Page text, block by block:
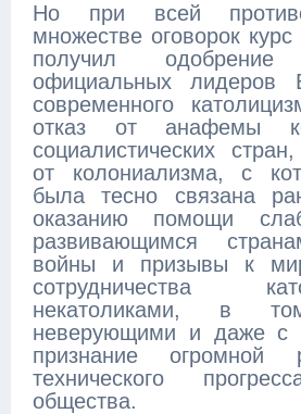
Но при всей
множестве оговорок
получил
официальных лидеров
современного
отказ от анафемы
социалистических
от колониализма, с
была тесно связана
оказанию помощи
развивающимся
войны и призывы к
сотрудничества
некатоликами, в
неверующими и даже с
признание огромной
технического
общества.